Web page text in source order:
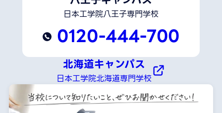
日本工学院八王子専門学校
0120-444-700
北海道キャンパス
日本工学院北海道専門学校